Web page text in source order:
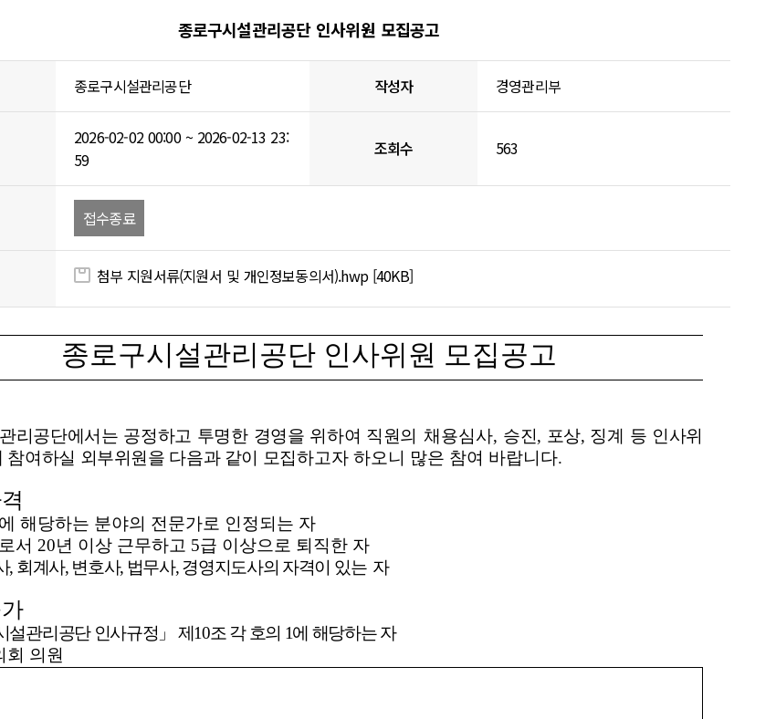
종로구시설관리공단 인사위원 모집공고
종로구시설관리공단 작성자 경영관리부
2026-02-02 00:00 ~ 2026-02-13 23:
59
조회수 563
접수종료
첨부 지원서류(지원서 및 개인정보동의서).hwp [40KB]
종로구시설관리공단 인사위원 모집공고
리공단에서는 공정하고 투명한 경영을 위하여 직원의 채용심사, 승진, 포상, 징계 등 인사위
참여하실 외부위원을 다음과 같이 모집하고자 하오니 많은 참여 바랍니다.
해당하는 분야의 전문가로 인정되는 자
서 20년 이상 근무하고 5급 이상으로 퇴직한 자
, 회계사, 변호사, 법무사, 경영지도사의 자격이 있는 자
설관리공단 인사규정」 제10조 각 호의 1에 해당하는 자
의원